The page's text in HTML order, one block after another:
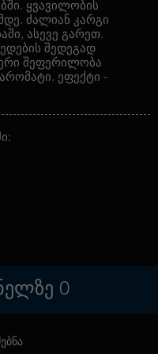
ყვავილობის
ძალიან კარგი
ასევე გარეთ.
შედეგად
შეფერილობა
ეფექტი -
0